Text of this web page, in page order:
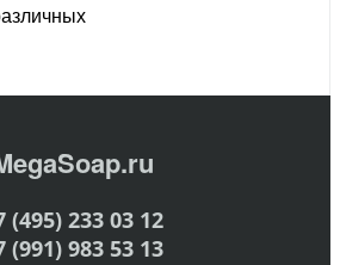
(495) 233 03 12
(991) 983 53 13